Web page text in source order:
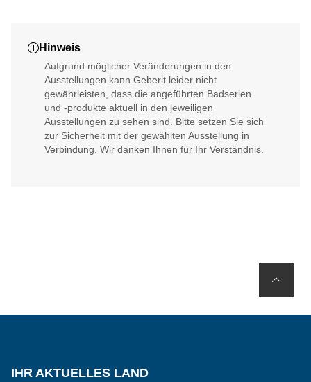
Hinweis
Aufgrund möglicher Veränderungen in den
Ausstellungen kann Geberit leider nicht
gewährleisten, dass die angeführten Badserien
und -produkte aktuell in den jeweiligen
Ausstellungen zu sehen sind. Bitte setzen Sie sich
zur Sicherheit mit der gewählten Ausstellung in
Verbindung. Wir danken Ihnen für Ihr Verständnis.
IHR AKTUELLES LAND